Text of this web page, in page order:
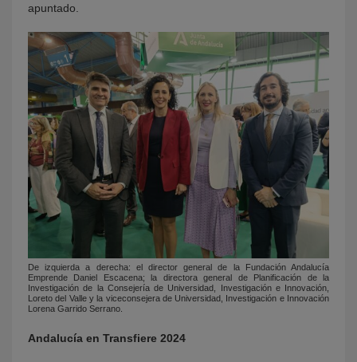
apuntado.
De izquierda a derecha: el director general de la Fundación Andalucía
Emprende Daniel Escacena; la directora general de Planificación de la
Investigación de la Consejería de Universidad, Investigación e Innovación,
Loreto del Valle y la viceconsejera de Universidad, Investigación e Innovación
Lorena Garrido Serrano.
Andalucía en Transfiere 2024